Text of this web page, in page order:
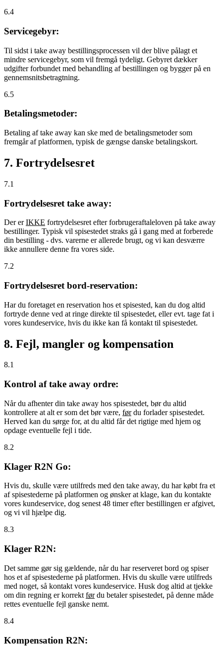
6.4
Servicegebyr:
Til sidst i take away bestillingsprocessen vil der blive pålagt et
mindre servicegebyr, som vil fremgå tydeligt. Gebyret dækker
udgifter forbundet med behandling af bestillingen og bygger på en
gennemsnitsbetragtning.
6.5
Betalingsmetoder:
Betaling af take away kan ske med de betalingsmetoder som
fremgår af platformen, typisk de gængse danske betalingskort.
7. Fortrydelsesret
7.1
Fortrydelsesret take away:
Der erIKKE fortrydelsesret efter forbrugeraftaleloven på take away
bestillinger. Typisk vil spisestedet straks gå i gang med at forberede
din bestilling - dvs. varerne er allerede brugt, og vi kan desværre
ikke annullere denne fra vores side.
7.2
Fortrydelsesret bord-reservation:
Har du foretaget en reservation hos et spisested, kan du dog altid
fortryde denne ved at ringe direkte til spisestedet, eller evt. tage fat i
vores kundeservice, hvis du ikke kan få kontakt til spisestedet.
8. Fejl, mangler og kompensation
8.1
Kontrol af take away ordre:
Når du afhenter din take away hos spisestedet, bør du altid
kontrollere at alt er som det bør være, førdu forlader spisestedet.
Herved kan du sørge for, at du altid får det rigtige med hjem og
opdage eventuelle fejl i tide.
8.2
Klager R2N Go:
Hvis du, skulle være utilfreds med den take away, du har købt fra et
af spisestederne på platformen og ønsker at klage, kan du kontakte
vores kundeservice, dog senest 48 timer efter bestillingen er afgivet,
og vi vil hjælpe dig.
8.3
Klager R2N:
Det samme gør sig gældende, når du har reserveret bord og spiser
hos et af spisestederne på platformen. Hvis du skulle være utilfreds
med noget, så kontakt vores kundeservice. Husk dog altid at tjekke
om din regning er korrekt førdu betaler spisestedet, på denne måde
rettes eventuelle fejl ganske nemt.
8.4
Kompensation R2N: